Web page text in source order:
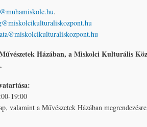
.
Házában, a Miskolci Kulturális
19:00
valamint a Művészetek Házában